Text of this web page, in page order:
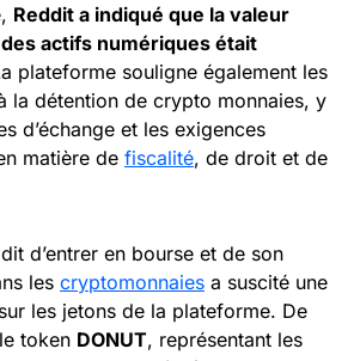
Reddit a indiqué que la valeur
actifs numériques était
plateforme souligne également les
la détention de crypto monnaies, y
d’échange et les exigences
matière de fiscalité, de droit et de
d’entrer en bourse et de son
les cryptomonnaies a suscité une
les jetons de la plateforme. De
token DONUT, représentant les